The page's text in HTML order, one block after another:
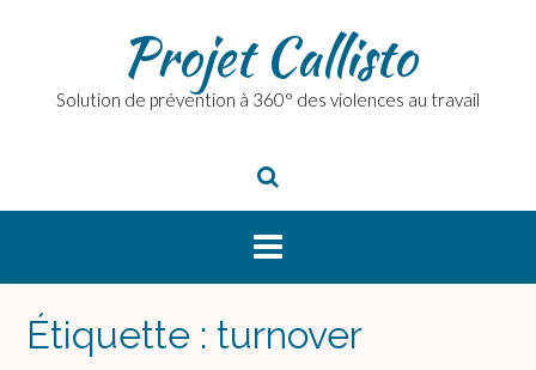
Projet Callisto
Solution de prévention à 360° des violences au travail
Étiquette : turnover